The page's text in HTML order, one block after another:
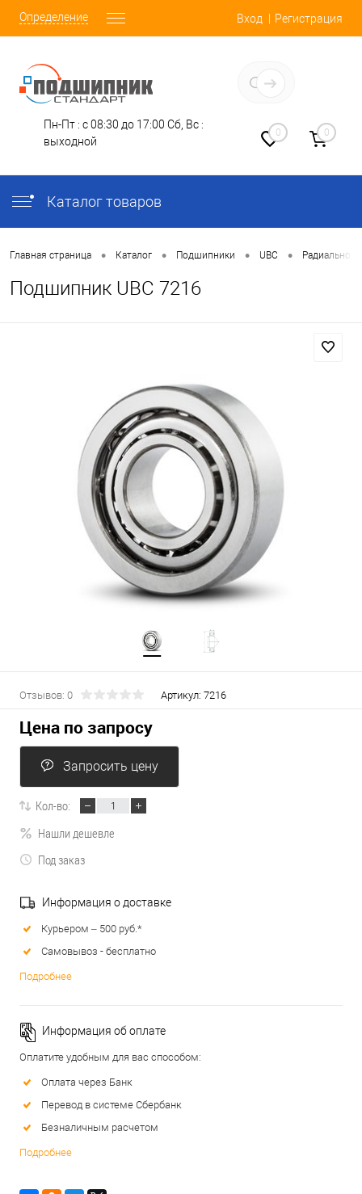
Определение Вход Регистрация
Пн-Пт : с 08:30 до 17:00 Сб, Вс :
выходной
0 0
Каталог товаров
Главная страница • Каталог • Подшипники • UBC • Радиально-
Подшипник UBC 7216
Отзывов: 0 Артикул: 7216
Цена по запросу
Запросить цену
Кол-во:
Нашли дешевле
Под заказ
Информация о доставке
Курьером – 500 руб.*
Самовывоз - бесплатно
Подробнее
Информация об оплате
Оплатите удобным для вас способом:
Оплата через Банк
Перевод в системе Сбербанк
Безналичным расчетом
Подробнее